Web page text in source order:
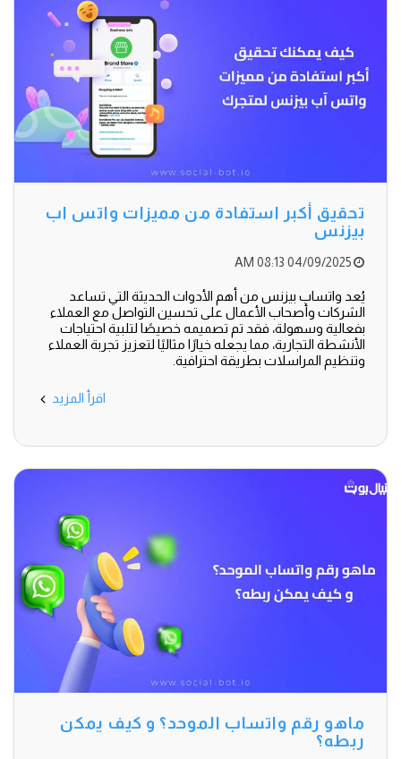
تحقيق أكبر استفادة من مميزات واتس اب
بيزنس
04/09/2025 08:13 AM
يُعد واتساب بيزنس من أهم الأدوات الحديثة التي تساعد
الشركات وأصحاب الأعمال على تحسين التواصل مع العملاء
بفعالية وسهولة، فقد تم تصميمه خصيصًا لتلبية احتياجات
الأنشطة التجارية، مما يجعله خيارًا مثاليًا لتعزيز تجربة العملاء
وتنظيم المراسلات بطريقة احترافية.
اقرأ المزيد
ماهو رقم واتساب الموحد؟ و كيف يمكن
ربطه؟